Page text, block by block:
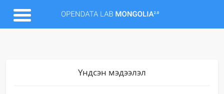
Үндсэн мэдээлэл